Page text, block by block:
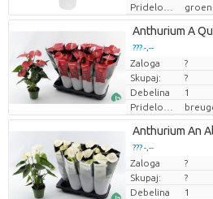
Anthurium A
??? -,--
Cena za kos
Zaloga ?
Skupaj:
?
Debelina
1
Anthurium An
??? -,--
Cena za kos
Zaloga ?
Skupaj:
?
Debelina
1